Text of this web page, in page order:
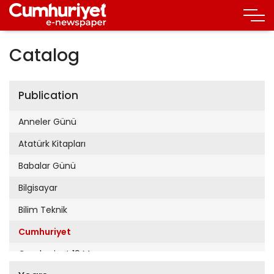
Catalog
Publication
Anneler Günü
Atatürk Kitapları
Babalar Günü
Bilgisayar
Bilim Teknik
Cumhuriyet
Cumhuriyet 19 Mayıs